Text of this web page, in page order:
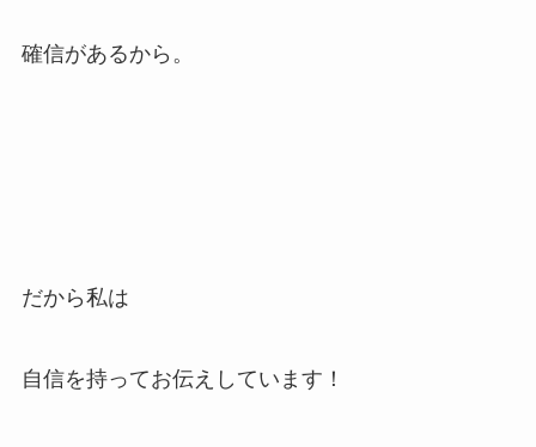
確信があるから。
だから私は
自信を持ってお伝えしています！